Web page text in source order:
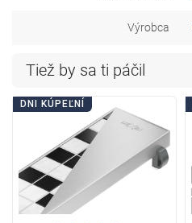
Výrobca
Tiež by sa ti páčil
DNI KÚPEĽNÍ